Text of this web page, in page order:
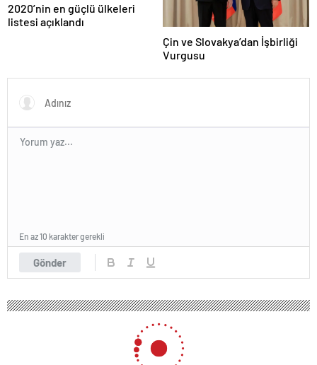
2020’nin en güçlü ülkeleri
listesi açıklandı
Çin ve Slovakya’dan İşbirliği
Vurgusu
Gönder
En az 10 karakter gerekli